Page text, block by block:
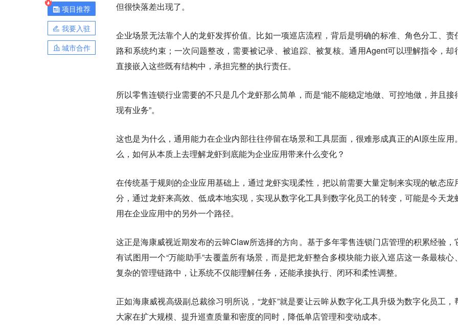
项目推荐
我要入驻
城市合作
但很快落差出现了。
企业场景无法靠个人的龙虾发挥价值。比如一项巡店流程，背后是明确的标准、角色分工、责
路和系统约束；一次问题整改，需要被记录、被追踪、被复核。通用Agent可以理解指令，却
直接嵌入这些既有结构中，承担完整的执行责任。
所以零售连锁行业需要的不只是几个龙虾那么简单，而是“能不能稳定地做、可控地做，并且接
现有业务”。
这也是为什么，通用能力在企业内部往往停留在场景和工具层面，很难形成真正的AI原生应用
么，如何从本质上去理解龙虾到底能为企业应用带来什么变化？
在传统基于规则的企业应用基础上，通过龙虾实现柔性，把以前需要大量定制来实现的敏态应
分，通过龙虾来高效、低成本地实现，实现从数字化工具到数字化员工的转变，可能是今天龙
用在企业应用中的另外一个路径。
这正是海康威视近期发布的云眸Claw所选择的方向。基于多年零售连锁门店管理的积累经验，
有试图用一个“万能助手”去覆盖所有场景，而是把龙虾整合多模块能力嵌入巡店这一条最核心
复杂的管理链路中，让系统不仅能理解任务，还能承接执行、闭环和柔性调整。
正如海康威视高级副总裁徐习明所说，“龙虾”就是要让云眸从数字化工具升级为数字化员工，
大家在扩大规模、提升巡查质量和密度的同时，降低单店管理和变动成本。